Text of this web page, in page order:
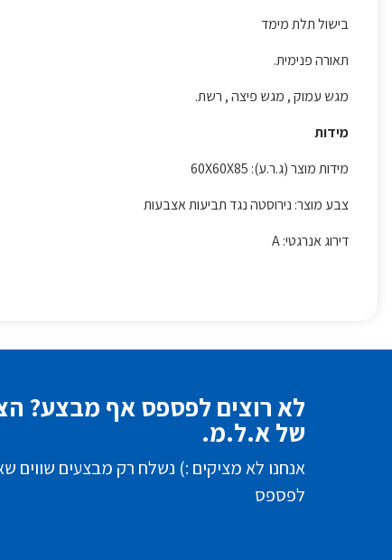
בישול תלת מימד
תאורה פנימית.
מגש עמוק , מגש פיצה , רשת.
מידות
מידות מוצר (ג.ר.ע): 60X60X85
צבע מוצר: נירוסטה נגד תביעות אצבעות
דירוג אנרגטי: A
לא רוצים לפספס אף מבצע?
של א.ל.מ.
אנחנו לא מציקים :) נשלח רק מבצעים שווים
לפספס